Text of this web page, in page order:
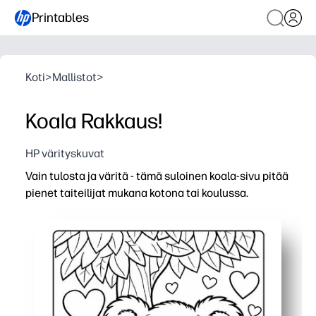
Printables
Koti>Mallistot>
Koala Rakkaus!
HP värityskuvat
Vain tulosta ja väritä - tämä suloinen koala-sivu pitää
pienet taiteilijat mukana kotona tai koulussa.
Rakentaa hienomotorisia taitoja, lyijykynän hallintaa
Helppo sitoutuminen missä tahansa - täydellinen
Monipuolinen ja uudelleen tulostettava - käytä